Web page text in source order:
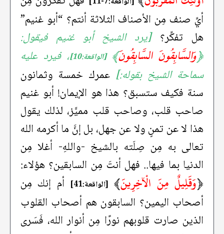
أيِّ صنف مِن الأصناف الثلاثة أنتم؟ “أبو غنيم”
هل تفكِّر؟[يرد الشيخ أبو غنيم فيقول:
﴿وَالسَّابِقُونَ السَّابِقُونَ﴾ [الواقعة:10]
، فيرد عليه
سماحة الشيخ بقوله:] عمرك خمسة وثمانون
سنة فكيف ستسبق؟ هذا هو الإيمان! أبو غنيم
صاحب قلب، وصاحب قلب مميَّز، لذلك يقول
هذا لا عن تمنٍ ولا عن جهل، بل إنَّ ما أكرمه الله
تعالى به مِن صِلَته بالشيخ -واللهِ- أغلا مِن
الدنيا بما فيها.. فهل أنتَ مِن السابقين؟ هؤلاء:
﴿وَقَلِيلٌ مِنَ الْآخِرِينَ﴾ [الواقعة:41]
أم إنك مِن
أصحاب اليمين؟ السابقون هم أصحاب القلوب
الذين صارت قلوبهم نورًا مِن أنوار الله، فَسَرى